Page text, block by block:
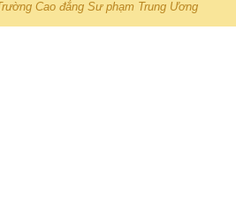
Cao đẳng Sư phạm Trung Ương